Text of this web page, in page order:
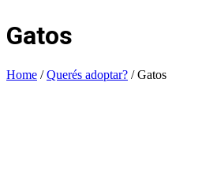
Gatos
Home /Querés adoptar? /Gatos